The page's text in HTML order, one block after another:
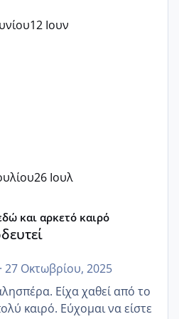
12 Ιουν
26 Ιουλ
και αρκετό καιρό
27 Οκτωβρίου, 2025
Είχα χαθεί από το
καιρό. Εύχομαι να είστε